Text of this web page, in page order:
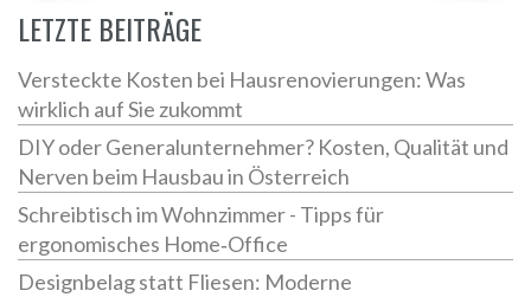
LETZTE BEITRÄGE
Versteckte Kosten bei Hausrenovierungen: Was
wirklich auf Sie zukommt
DIY oder Generalunternehmer? Kosten, Qualität und
Nerven beim Hausbau in Österreich
Schreibtisch im Wohnzimmer - Tipps für
ergonomisches Home‑Office
Designbelag statt Fliesen: Moderne